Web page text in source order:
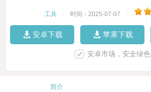
工具 时间：2025-07-07
安卓下载 苹果下载
安卓市场，安全绿色
简介